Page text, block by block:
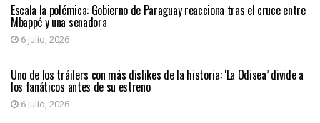
Escala la polémica: Gobierno de Paraguay reacciona tras el cruce entre
Mbappé y una senadora
6 julio, 2026
ENTRETENIMIENTO
Uno de los tráilers con más dislikes de la historia: ‘La Odisea’ divide a
los fanáticos antes de su estreno
6 julio, 2026